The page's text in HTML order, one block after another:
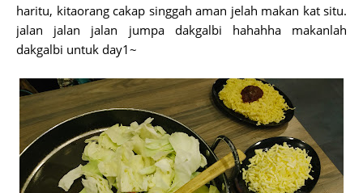
haritu, kitaorang cakap singgah aman jelah makan kat situ.
jalan jalan jalan jumpa dakgalbi hahahha makanlah
dakgalbi untuk day1~